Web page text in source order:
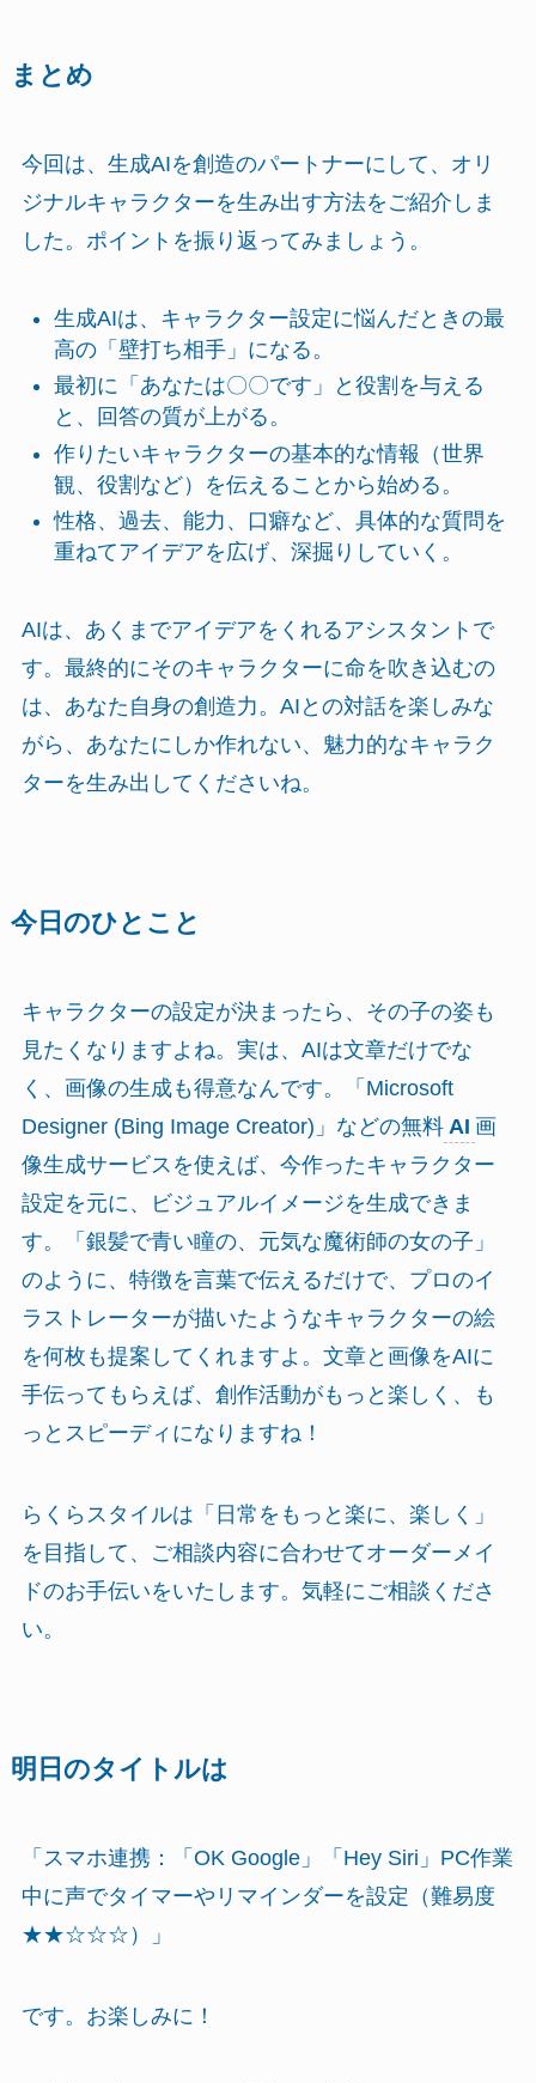
まとめ
今回は、生成AIを創造のパートナーにして、オリ
ジナルキャラクターを生み出す方法をご紹介しま
した。ポイントを振り返ってみましょう。
生成AIは、キャラクター設定に悩んだときの最
高の「壁打ち相手」になる。
最初に「あなたは〇〇です」と役割を与える
と、回答の質が上がる。
作りたいキャラクターの基本的な情報（世界
観、役割など）を伝えることから始める。
性格、過去、能力、口癖など、具体的な質問を
重ねてアイデアを広げ、深掘りしていく。
AIは、あくまでアイデアをくれるアシスタントで
す。最終的にそのキャラクターに命を吹き込むの
は、あなた自身の創造力。AIとの対話を楽しみな
がら、あなたにしか作れない、魅力的なキャラク
ターを生み出してくださいね。
今日のひとこと
キャラクターの設定が決まったら、その子の姿も
見たくなりますよね。実は、AIは文章だけでな
く、画像の生成も得意なんです。「Microsoft
Designer (Bing Image Creator)」などの無料 AI 画
像生成サービスを使えば、今作ったキャラクター
設定を元に、ビジュアルイメージを生成できま
す。「銀髪で青い瞳の、元気な魔術師の女の子」
のように、特徴を言葉で伝えるだけで、プロのイ
ラストレーターが描いたようなキャラクターの絵
を何枚も提案してくれますよ。文章と画像をAIに
手伝ってもらえば、創作活動がもっと楽しく、も
っとスピーディになりますね！
らくらスタイルは「日常をもっと楽に、楽しく」
を目指して、ご相談内容に合わせてオーダーメイ
ドのお手伝いをいたします。気軽にご相談くださ
い。
明日のタイトルは
「スマホ連携：「OK Google」「Hey Siri」PC作業
中に声でタイマーやリマインダーを設定（難易度
★★☆☆☆）」
です。お楽しみに！